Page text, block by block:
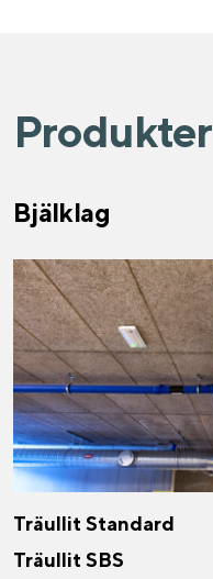
Produkter
Bjälklag
Träullit Standard
Träullit SBS